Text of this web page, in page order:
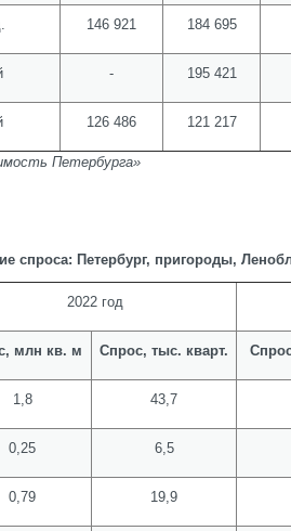
146 921 184 695
- 195 421
126 486 121 217
Петербурга»
спроса: Петербург, пригороды,
2022 год
млн кв. м Спрос, тыс. кварт.
1,8 43,7
0,25 6,5
0,79 19,9